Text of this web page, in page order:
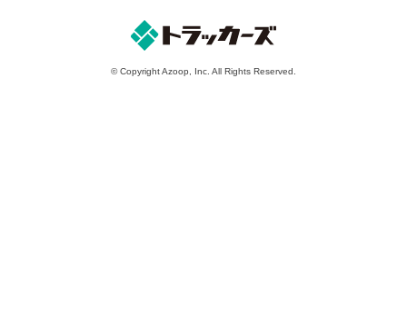
© Copyright Azoop, Inc. All Rights Reserved.